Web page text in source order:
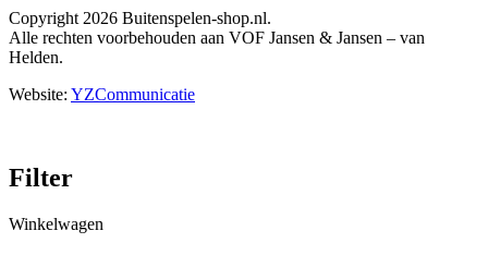
Copyright 2026 Buitenspelen-shop.nl.
Alle rechten voorbehouden aan VOF Jansen & Jansen – van
Helden.
Website: YZCommunicatie
Filter
Winkelwagen